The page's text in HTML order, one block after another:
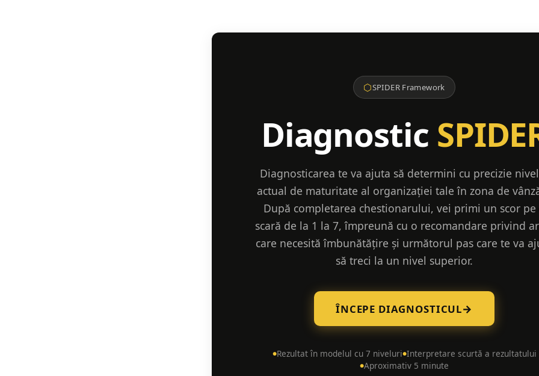
⬡SPIDER Framework
Diagnostic
Diagnosticarea te va ajuta să determini cu precizie
actual de maturitate al organizației tale în zona de
După completarea chestionarului, vei primi un scor pe
scară de la 1 la 7, împreună cu o recomandare privind
care necesită îmbunătățire și următorul pas care te va
să treci la un nivel superior.
ÎNCEPE DIAGNOSTICUL→
●Rezultat în modelul cu 7 niveluri●Interpretare scurtă a rezultatului
●Aproximativ 5 minute